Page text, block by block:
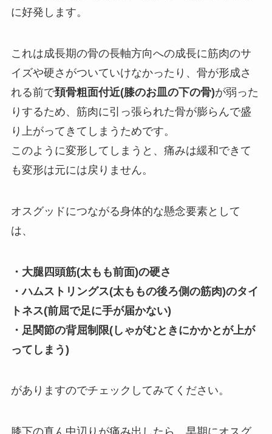
に好発します。
これは成長期の骨の長軸方向への成長に筋肉のサ
イズや硬さがついていけなかったり、骨が形成さ
れる前で頚骨粗面付近(膝のお皿の下の骨)が弱った
りするため、筋肉に引っ張られた骨が膨らんで盛
り上がってきてしまうためです。
このように変形してしまうと、痛みは緩和できて
も変形は元には戻りません。
オスグッドにつながる身体的な懸念要素として
は、
・大腿四頭筋(太もも前面)の硬さ
・ハムストリングス(太ももの後ろ側の筋肉)のタイ
トネス(前屈で足に手が届かない)
・足関節の背屈制限(しゃがむときにかかとが上が
ってしまう)
がありますのでチェックしてみてください。